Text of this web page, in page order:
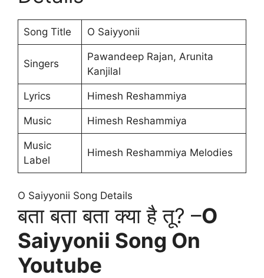
Song Title O Saiyyonii
Singers
Pawandeep Rajan, Arunita
Kanjilal
Lyrics Himesh Reshammiya
Music Himesh Reshammiya
Music
Label
Himesh Reshammiya Melodies
O Saiyyonii Song Details
बता बता बता क्या है तू? –O
Saiyyonii Song On
Youtube